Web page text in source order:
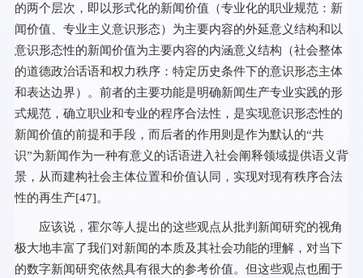
的两个层次，即以形式化的新闻价值（专业化的职业规范：新
闻价值、专业主义意识形态）为主要内容的外延意义结构和以
意识形态性的新闻价值为主要内容的内涵意义结构（社会整体
的道德政治话语和权力秩序：特定历史条件下的意识形态主体
和表达边界）。前者的主要功能是明确新闻生产专业实践的形
式规范，确立职业和专业的程序合法性，是实现意识形态性的
新闻价值的前提和手段，而后者的作用则是作为默认的“共
识”为新闻作为一种有意义的话语进入社会阐释领域提供语义背
景，从而建构社会主体位置和价值认同，实现对现有秩序合法
性的再生产[47]。
应该说，霍尔等人提出的这些观点从批判新闻研究的视角
极大地丰富了我们对新闻的本质及其社会功能的理解，对当下
的数字新闻研究依然具有很大的参考价值。但这些观点也囿于